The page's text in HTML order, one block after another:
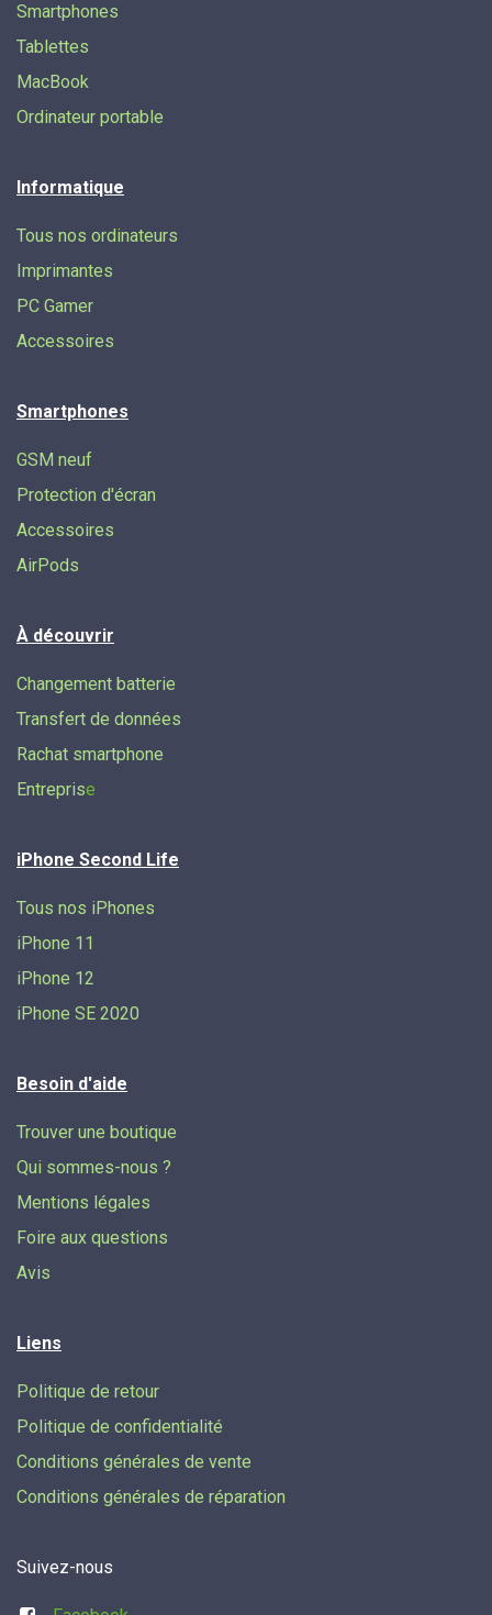
Smartphones
Tablettes
MacBook
Ordinateur portable
Informatique
Tous nos ordinateurs
Imprimantes
PC Gamer
Accessoires
Smartphones
GSM neuf
Protection d'écran
Accessoires
AirPods
À découvrir
Changement batterie
Transfert de données​
Rachat smartphone
Entreprise
iPhone Second Life
Tous nos iPhones
iPhone 11
iPhone 12
iPhone SE 2020
Besoin d'aide
Trouver une boutique
Qui sommes-nous ?
Mentions légales
Foire aux questions
Avis
Liens
Politique de retour
Politique de confidentialité
Conditions générales de vente
Conditions générales de réparation
Suivez-nous